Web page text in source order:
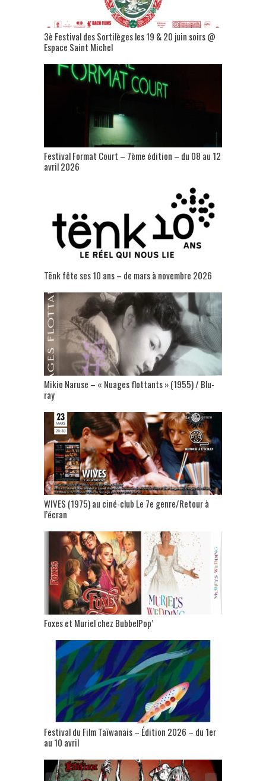
3è Festival des Sortilèges les 19 & 20 juin soirs @
Espace Saint Michel
Festival Format Court – 7ème édition – du 08 au 12
avril 2026
Tënk fête ses 10 ans – de mars à novembre 2026
Mikio Naruse – « Nuages flottants » (1955) / Blu-
ray
WIVES (1975) au ciné-club Le 7e genre/Retour à
l’écran
Foxes et Muriel chez BubbelPop’
Festival du Film Taïwanais – Édition 2026 – du 1er
au 10 avril